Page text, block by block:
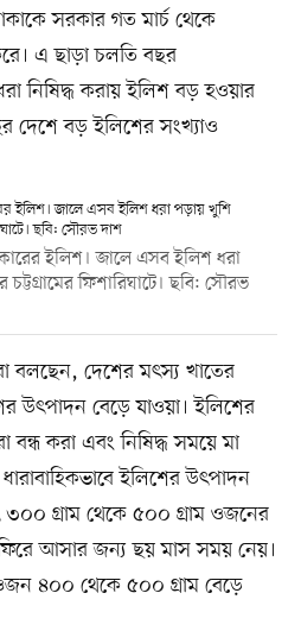
সরকার গত মার্চ থেকে
এ ছাড়া চলতি বছর
নিষিদ্ধ করায় ইলিশ বড় হওয়ার
দেশে বড় ইলিশের সংখ্যাও
ইলিশ। জালে এসব ইলিশ ধরা
ফিশারিঘাটে। ছবি: সৌরভ
বলছেন, দেশের মৎস্য খাতের
উৎপাদন বেড়ে যাওয়া। ইলিশের
করা এবং নিষিদ্ধ সময়ে মা
ইলিশের উৎপাদন
৩০০ গ্রাম থেকে ৫০০ গ্রাম ওজনের
আসার জন্য ছয় মাস সময় নেয়।
৪০০ থেকে ৫০০ গ্রাম বেড়ে